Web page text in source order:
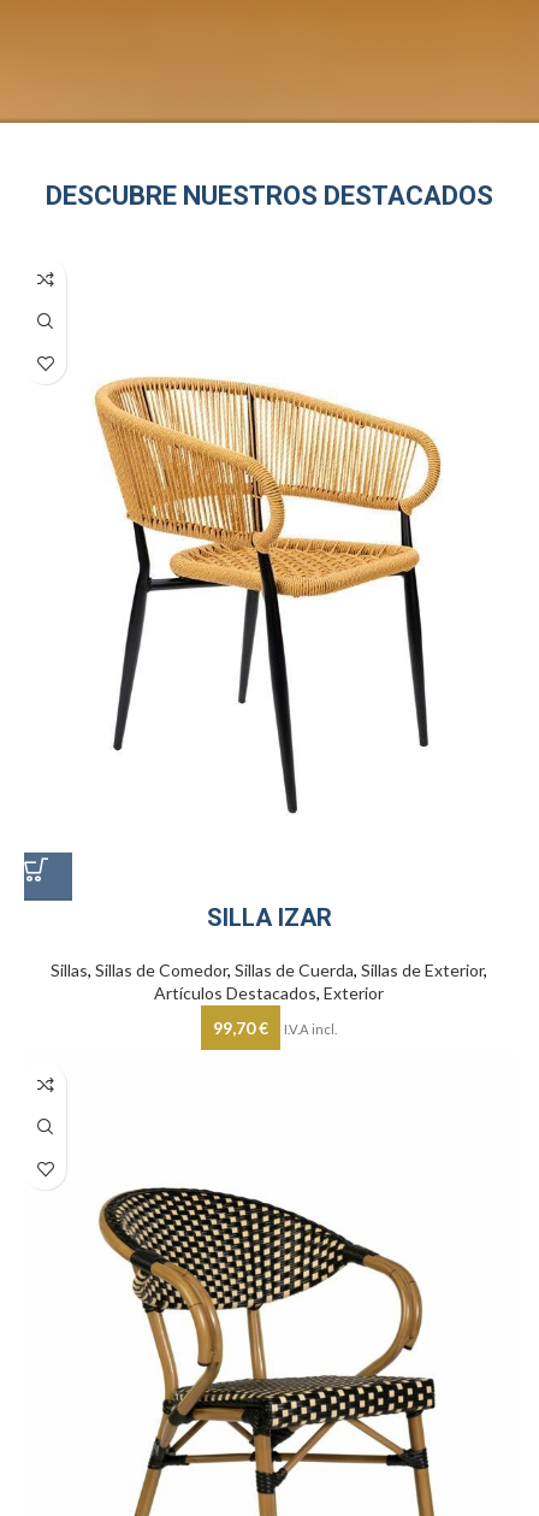
DESCUBRE NUESTROS DESTACADOS
SILLA IZAR
Sillas,Sillas de Comedor,Sillas de Cuerda,Sillas de Exterior,
Artículos Destacados,Exterior
99,70€ I.V.A incl.